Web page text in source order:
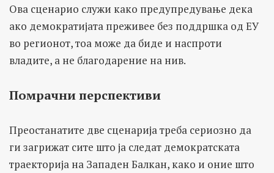
Ова сценарио служи како предупредување дека
ако демократијата преживее без поддршка од ЕУ
во регионот, тоа може да биде и наспроти
владите, а не благодарение на нив.
Помрачни перспективи
Преостанатите две сценарија треба сериозно да
ги загрижат сите што ја следат демократската
траекторија на Западен Балкан, како и оние што